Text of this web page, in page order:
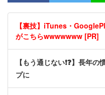
【裏技】iTunes・
がこちらwwwwwww [PR]
【もう通じない❗❓】長年
プに